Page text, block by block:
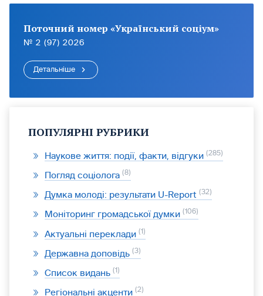
Поточний номер «Український соціум»
№ 2 (97) 2026
Детальніше
ПОПУЛЯРНІ РУБРИКИ
Наукове життя: події, факти, відгуки 285
Погляд соціолога 8
Думка молоді: результати U-Report 32
Моніторинг громадської думки 106
Актуальні переклади 1
Державна доповідь 3
Список видань 1
Регіональні акценти 2